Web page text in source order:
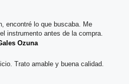
encontré lo que buscaba. Me
instrumento antes de la compra.
Ozuna
Trato amable y buena calidad.